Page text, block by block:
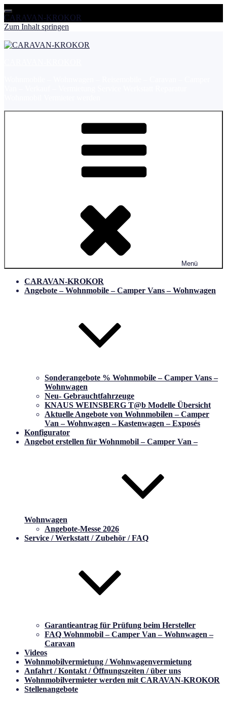
CARAVAN-KROKOR
Zum Inhalt springen
Menü
CARAVAN-KROKOR
Angebote – Wohnmobile – Camper Vans – Wohnwagen
Sonderangebote % Wohnmobile – Camper Vans –
Wohnwagen
Neu- Gebrauchtfahrzeuge
KNAUS WEINSBERG T@b Modelle Übersicht
Aktuelle Angebote von Wohnmobilen – Camper
Van – Wohnwagen – Kastenwagen – Exposés
Konfigurator
Angebot erstellen für Wohnmobil – Camper Van –
Wohnwagen
Angebote-Messe 2026
Service / Werkstatt / Zubehör / FAQ
Garantieantrag für Prüfung beim Hersteller
FAQ Wohnmobil – Camper Van – Wohnwagen –
Caravan
Videos
Wohnmobilvermietung / Wohnwagenvermietung
Anfahrt / Kontakt / Öffnungszeiten / über uns
Wohnmobilvermieter werden mit CARAVAN-KROKOR
Stellenangebote